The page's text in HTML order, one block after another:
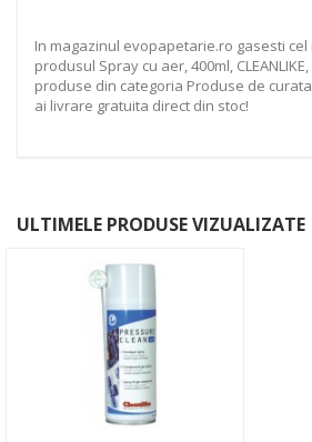
In magazinul evopapetarie.ro gasesti
produsul Spray cu aer, 400ml,
produse din categoria Produse de
ai livrare gratuita direct din stoc!
ULTIMELE PRODUSE VIZUALIZATE